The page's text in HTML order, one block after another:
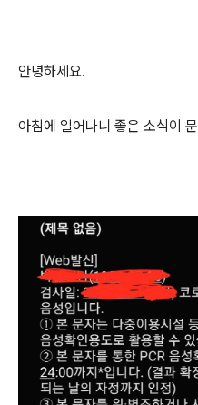
안녕하세요.
아침에 일어나니 좋은 소식이